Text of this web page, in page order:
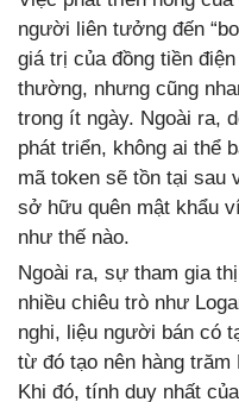
người liên tưởng đến
giá trị của đồng tiền
thường, nhưng cũng
trong ít ngày. Ngoài ra,
phát triển, không ai thể
mã token sẽ tồn tại sau
sở hữu quên mật khẩu
như thế nào.
Ngoài ra, sự tham gia
nhiều chiêu trò như
nghi, liệu người bán có
từ đó tạo nên hàng
Khi đó, tính duy nhất